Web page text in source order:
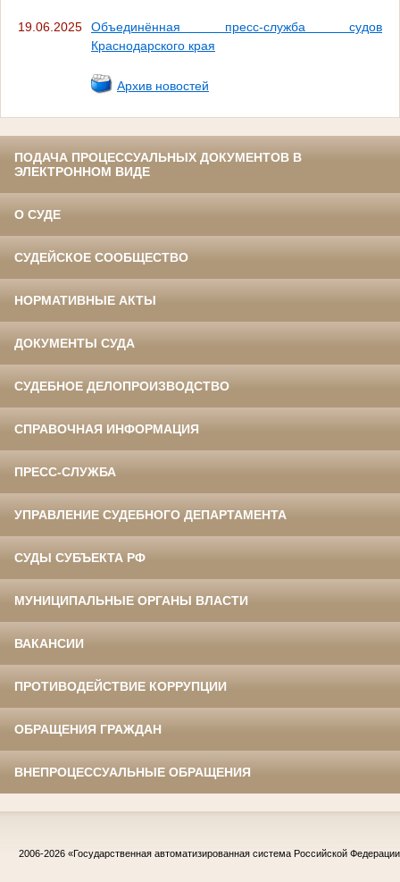
19.06.2025
Объединённая пресс-служба судов
Краснодарского края
Архив новостей
ПОДАЧА ПРОЦЕССУАЛЬНЫХ ДОКУМЕНТОВ В
ЭЛЕКТРОННОМ ВИДЕ
О СУДЕ
СУДЕЙСКОЕ СООБЩЕСТВО
НОРМАТИВНЫЕ АКТЫ
ДОКУМЕНТЫ СУДА
СУДЕБНОЕ ДЕЛОПРОИЗВОДСТВО
СПРАВОЧНАЯ ИНФОРМАЦИЯ
ПРЕСС-СЛУЖБА
УПРАВЛЕНИЕ СУДЕБНОГО ДЕПАРТАМЕНТА
СУДЫ СУБЪЕКТА РФ
МУНИЦИПАЛЬНЫЕ ОРГАНЫ ВЛАСТИ
ВАКАНСИИ
ПРОТИВОДЕЙСТВИЕ КОРРУПЦИИ
ОБРАЩЕНИЯ ГРАЖДАН
ВНЕПРОЦЕССУАЛЬНЫЕ ОБРАЩЕНИЯ
2006-2026 «Государственная автоматизированная система Российской